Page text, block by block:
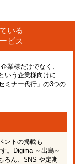
いる
ビス
業様だけでなく、
いう企業様向けに
ミナー代行」の3つの
ントの掲載も
。Digima ～出島～
ろん、SNS や定期